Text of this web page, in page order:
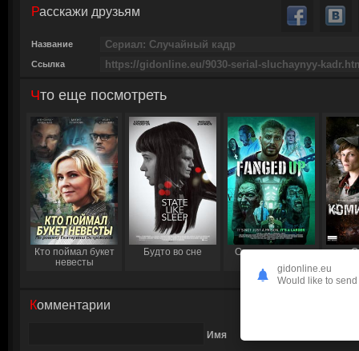
Расскажи друзьям
Название
Ссылка
Что еще посмотреть
Кто поймал букет
невесты
Будто во сне Отклыкаченные
Комментарии
Имя
gidonline.eu
Would like to